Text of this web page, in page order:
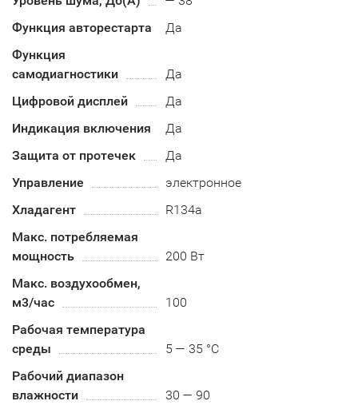
Функция авторестарта
Да
Функция
самодиагностики
Да
Цифровой дисплей
Да
Индикация включения
Да
Защита от протечек
Да
Управление
электронное
Хладагент
R134a
Макс. потребляемая
мощность
200 Вт
Макс. воздухообмен,
м3/час
100
Рабочая температура
среды
5 — 35 °C
Рабочий диапазон
влажности
30 — 90